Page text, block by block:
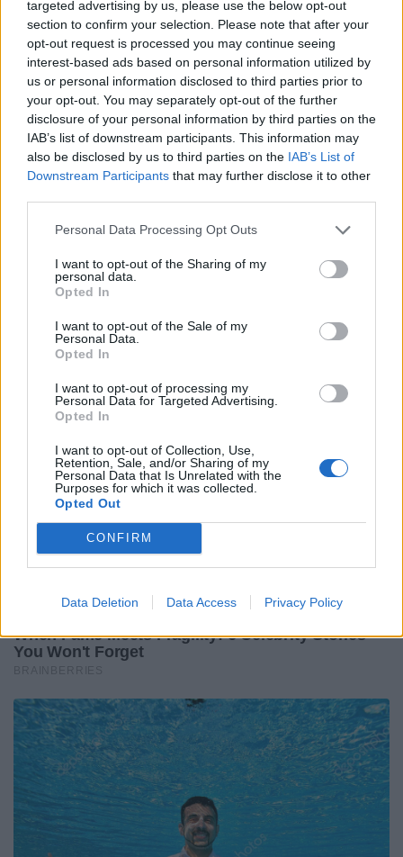
targeted advertising by us, please use the below opt-out
section to confirm your selection. Please note that after your
opt-out request is processed you may continue seeing
interest-based ads based on personal information utilized by
us or personal information disclosed to third parties prior to
your opt-out. You may separately opt-out of the further
disclosure of your personal information by third parties on the
IAB’s list of downstream participants. This information may
also be disclosed by us to third parties on the IAB’s List of
Downstream Participants that may further disclose it to other
Personal Data Processing Opt Outs
I want to opt-out of the Sharing of my
personal data.
Opted In
I want to opt-out of the Sale of my
Personal Data.
Opted In
I want to opt-out of processing my
Personal Data for Targeted Advertising.
Opted In
I want to opt-out of Collection, Use,
Retention, Sale, and/or Sharing of my
Personal Data that Is Unrelated with the
Purposes for which it was collected.
Opted Out
CONFIRM
Data Deletion Data Access Privacy Policy
16 Tommaso DI BARTOLOMEO (Zebre Parma, 6
caps)
17 Mirco SPAGNOLO (Benetton Rugby, 19 caps)
18 Muhamed HASA (Zebre Parma 4 caps)
19 Federico RUZZA (Benetton Rugby, 67 caps)
20 Riccardo FAVRETTO (Benetton Rugby, 8
caps)
21 Alessandro GARBISI (Benetton Rugby, 19
caps)
22 Giacomo DA RE (Zebre Parma, 6 caps)
La formazione della Scozia
👉Qui
> Il calendario del 6
Nazioni 2026 <